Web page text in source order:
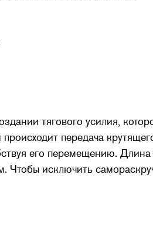
тягового усилия,
передача
его перемещению.
исключить